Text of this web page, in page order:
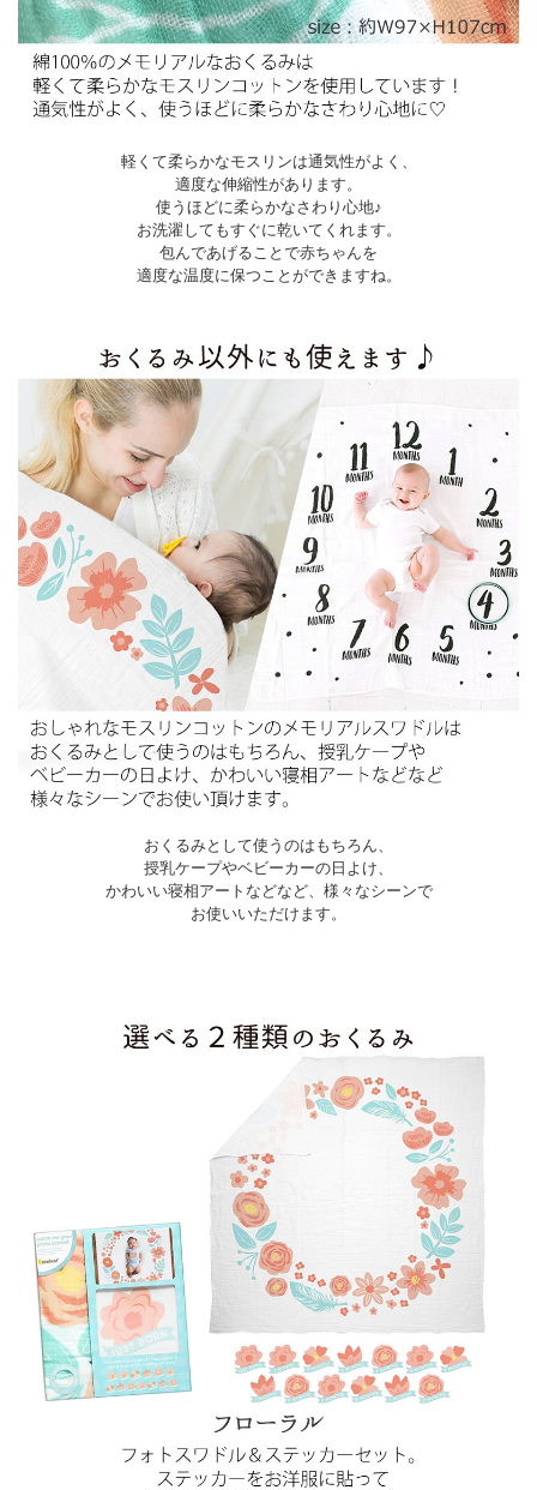
軽くて柔らかなモスリンは通気性がよく、
適度な伸縮性があります。
使うほどに柔らかなさわり心地♪
お洗濯してもすぐに乾いてくれます。
包んであげることで赤ちゃんを
適度な温度に保つことができますね。
おくるみとして使うのはもちろん、
授乳ケープやベビーカーの日よけ、
かわいい寝相アートなどなど、様々なシーンで
お使いいただけます。